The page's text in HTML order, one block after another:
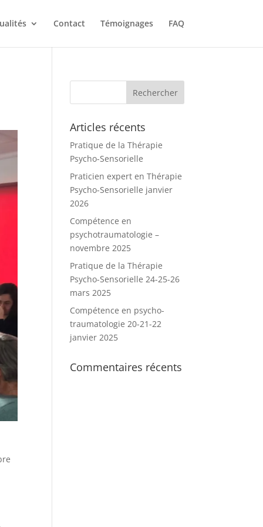
Contact Témoignages FAQ
Articles récents
Pratique de la Thérapie
Psycho-Sensorielle
Praticien expert en Thérapie
Psycho-Sensorielle janvier
2026
Compétence en
psychotraumatologie –
novembre 2025
Pratique de la Thérapie
Psycho-Sensorielle 24-25-26
mars 2025
Compétence en psycho-
traumatologie 20-21-22
janvier 2025
Commentaires récents